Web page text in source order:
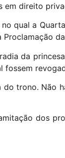
em direito
no qual a
Proclamação
da
fossem
trono. Não
dos